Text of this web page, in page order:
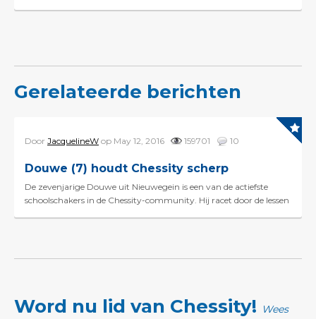
Gerelateerde berichten
Door JacquelineW op May 12, 2016 159701 10
Douwe (7) houdt Chessity scherp
De zevenjarige Douwe uit Nieuwegein is een van de actiefste
schoolschakers in de Chessity-community. Hij racet door de lessen
Word nu lid van Chessity!
Wees